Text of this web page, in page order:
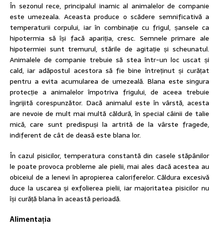
În sezonul rece, principalul inamic al animalelor de companie
este umezeala. Aceasta produce o scădere semnificativă a
temperaturii corpului, iar în combinație cu frigul, șansele ca
hipotermia să își facă apariția, cresc. Semnele primare ale
hipotermiei sunt tremurul, stările de agitație și scheunatul.
Animalele de companie trebuie să stea într-un loc uscat și
cald, iar adăpostul acestora să fie bine întreținut și curățat
pentru a evita acumularea de umezeală. Blana este singura
protecție a animalelor împotriva frigului, de aceea trebuie
îngrijită corespunzător. Dacă animalul este în vârstă, acesta
are nevoie de mult mai multă căldură, în special câinii de talie
mică, care sunt predispuși la artrită de la vârste fragede,
indiferent de cât de deasă este blana lor.
În cazul pisicilor, temperatura constantă din casele stăpânilor
le poate provoca probleme ale pielii, mai ales dacă acestea au
obiceiul de a lenevi în apropierea caloriferelor. Căldura excesivă
duce la uscarea și exfolierea pielii, iar majoritatea pisicilor nu
își curăță blana în această perioadă.
Alimentația